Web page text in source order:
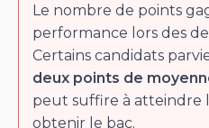
Le nombre de points
performance lors des
Certains candidats
deux points de
peut suffire à atteindre
obtenir le bac.